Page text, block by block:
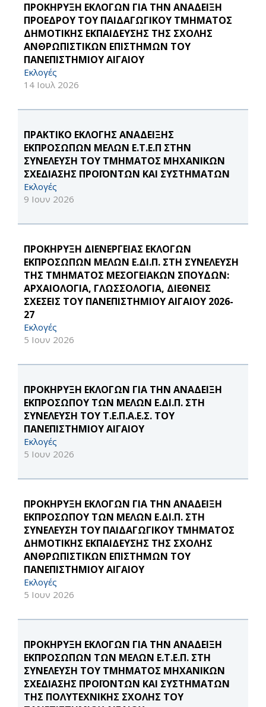
ΠΡΟΚΗΡΥΞΗ ΕΚΛΟΓΩΝ ΓΙΑ ΤΗΝ ΑΝΑΔΕΙΞΗ
ΠΡΟΕΔΡΟΥ ΤΟΥ ΠΑΙΔΑΓΩΓΙΚΟΥ ΤΜΗΜΑΤΟΣ
ΔΗΜΟΤΙΚΗΣ ΕΚΠΑΙΔΕΥΣΗΣ ΤΗΣ ΣΧΟΛΗΣ
ΑΝΘΡΩΠΙΣΤΙΚΩΝ ΕΠΙΣΤΗΜΩΝ ΤΟΥ
ΠΑΝΕΠΙΣΤΗΜΙΟΥ ΑΙΓΑΙΟΥ
Εκλογές
14 Ιουλ 2026
ΠΡΑΚΤΙΚΟ ΕΚΛΟΓΗΣ ΑΝΑΔΕΙΞΗΣ
ΕΚΠΡΟΣΩΠΩΝ ΜΕΛΩΝ Ε.Τ.Ε.Π ΣΤΗΝ
ΣΥΝΕΛΕΥΣΗ ΤΟΥ ΤΜΗΜΑΤΟΣ ΜΗΧΑΝΙΚΩΝ
ΣΧΕΔΙΑΣΗΣ ΠΡΟΪΟΝΤΩΝ ΚΑΙ ΣΥΣΤΗΜΑΤΩΝ
Εκλογές
9 Ιουν 2026
ΠΡΟΚΗΡΥΞΗ ΔΙΕΝΕΡΓΕΙΑΣ ΕΚΛΟΓΩΝ
ΕΚΠΡΟΣΩΠΩΝ ΜΕΛΩΝ Ε.ΔΙ.Π. ΣΤΗ ΣΥΝΕΛΕΥΣΗ
ΤΗΣ ΤΜΗΜΑΤΟΣ ΜΕΣΟΓΕΙΑΚΩΝ ΣΠΟΥΔΩΝ:
ΑΡΧΑΙΟΛΟΓΙΑ, ΓΛΩΣΣΟΛΟΓΙΑ, ΔΙΕΘΝΕΙΣ
ΣΧΕΣΕΙΣ ΤΟΥ ΠΑΝΕΠΙΣΤΗΜΙΟΥ ΑΙΓΑΙΟΥ 2026-
27
Εκλογές
5 Ιουν 2026
ΠΡΟΚΗΡΥΞΗ ΕΚΛΟΓΩΝ ΓΙΑ ΤΗΝ ΑΝΑΔΕΙΞΗ
ΕΚΠΡΟΣΩΠΟΥ ΤΩΝ ΜΕΛΩΝ Ε.ΔΙ.Π. ΣΤΗ
ΣΥΝΕΛΕΥΣΗ ΤΟΥ Τ.Ε.Π.Α.Ε.Σ. ΤΟΥ
ΠΑΝΕΠΙΣΤΗΜΙΟΥ ΑΙΓΑΙΟΥ
Εκλογές
5 Ιουν 2026
ΠΡΟΚΗΡΥΞΗ ΕΚΛΟΓΩΝ ΓΙΑ ΤΗΝ ΑΝΑΔΕΙΞΗ
ΕΚΠΡΟΣΩΠΟΥ ΤΩΝ ΜΕΛΩΝ Ε.ΔΙ.Π. ΣΤΗ
ΣΥΝΕΛΕΥΣΗ ΤΟΥ ΠΑΙΔΑΓΩΓΙΚΟΥ ΤΜΗΜΑΤΟΣ
ΔΗΜΟΤΙΚΗΣ ΕΚΠΑΙΔΕΥΣΗΣ ΤΗΣ ΣΧΟΛΗΣ
ΑΝΘΡΩΠΙΣΤΙΚΩΝ ΕΠΙΣΤΗΜΩΝ ΤΟΥ
ΠΑΝΕΠΙΣΤΗΜΙΟΥ ΑΙΓΑΙΟΥ
Εκλογές
5 Ιουν 2026
ΠΡΟΚΗΡΥΞΗ ΕΚΛΟΓΩΝ ΓΙΑ ΤΗΝ ΑΝΑΔΕΙΞΗ
ΕΚΠΡΟΣΩΠΩΝ ΤΩΝ ΜΕΛΩΝ Ε.Τ.Ε.Π. ΣΤΗ
ΣΥΝΕΛΕΥΣΗ ΤΟΥ ΤΜΗΜΑΤΟΣ ΜΗΧΑΝΙΚΩΝ
ΣΧΕΔΙΑΣΗΣ ΠΡΟΪΟΝΤΩΝ ΚΑΙ ΣΥΣΤΗΜΑΤΩΝ
ΤΗΣ ΠΟΛΥΤΕΧΝΙΚΗΣ ΣΧΟΛΗΣ ΤΟΥ